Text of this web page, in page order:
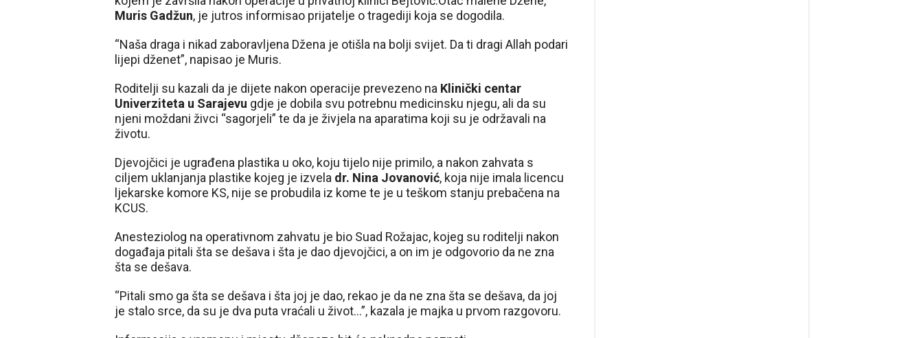
Muris Gadžun, je jutros informisao prijatelje o tragediji koja se dogodila.
“Naša draga i nikad zaboravljena Džena je otišla na bolji svijet. Da ti dragi Allah podari
lijepi dženet”, napisao je Muris.
Roditelji su kazali da je dijete nakon operacije prevezeno na Klinički centar
Univerziteta u Sarajevu gdje je dobila svu potrebnu medicinsku njegu, ali da su
njeni moždani živci “sagorjeli” te da je živjela na aparatima koji su je održavali na
životu.
Djevojčici je ugrađena plastika u oko, koju tijelo nije primilo, a nakon zahvata s
ciljem uklanjanja plastike kojeg je izvela dr. Nina Jovanović, koja nije imala licencu
ljekarske komore KS, nije se probudila iz kome te je u teškom stanju prebačena na
KCUS.
Anesteziolog na operativnom zahvatu je bio Suad Rožajac, kojeg su roditelji nakon
događaja pitali šta se dešava i šta je dao djevojčici, a on im je odgovorio da ne zna
šta se dešava.
“Pitali smo ga šta se dešava i šta joj je dao, rekao je da ne zna šta se dešava, da joj
je stalo srce, da su je dva puta vraćali u život…”, kazala je majka u prvom razgovoru.